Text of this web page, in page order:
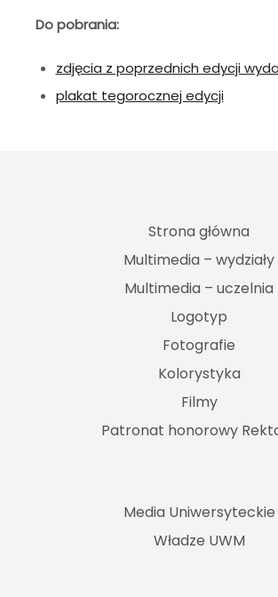
Do pobrania:
zdjęcia z poprzednich edycji
plakat tegorocznej edycji
Strona główna
Multimedia – wydziały
Multimedia – uczelnia
Logotyp
Fotografie
Kolorystyka
Filmy
Patronat honorowy
Media Uniwersyteckie
Władze UWM